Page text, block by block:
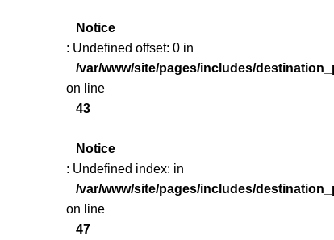
Notice
: Undefined offset: 0 in
/var/www/site/pages/includes/
on line
43
Notice
: Undefined index: in
/var/www/site/pages/includes/
on line
47